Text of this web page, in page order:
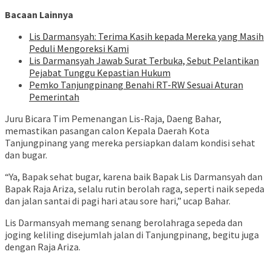
Bacaan Lainnya
Lis Darmansyah: Terima Kasih kepada Mereka yang Masih
Peduli Mengoreksi Kami
Lis Darmansyah Jawab Surat Terbuka, Sebut Pelantikan
Pejabat Tunggu Kepastian Hukum
Pemko Tanjungpinang Benahi RT-RW Sesuai Aturan
Pemerintah
Juru Bicara Tim Pemenangan Lis-Raja, Daeng Bahar,
memastikan pasangan calon Kepala Daerah Kota
Tanjungpinang yang mereka persiapkan dalam kondisi sehat
dan bugar.
“Ya, Bapak sehat bugar, karena baik Bapak Lis Darmansyah dan
Bapak Raja Ariza, selalu rutin berolah raga, seperti naik sepeda
dan jalan santai di pagi hari atau sore hari,” ucap Bahar.
Lis Darmansyah memang senang berolahraga sepeda dan
joging keliling disejumlah jalan di Tanjungpinang, begitu juga
dengan Raja Ariza.